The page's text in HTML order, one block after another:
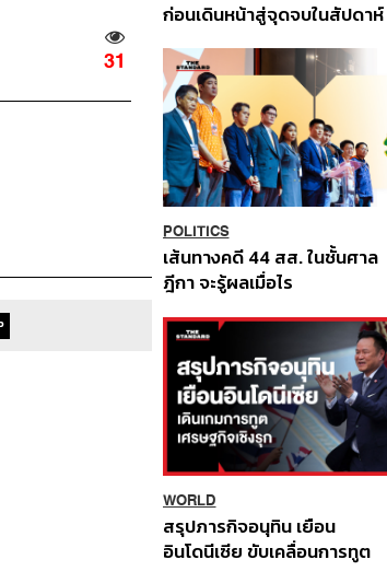
31
ก่อนเดินหน้าสู่จุดจบในสัปดาห์
POLITICS
เส้นทางคดี 44 สส. ในชั้นศาล
ฎีกา จะรู้ผลเมื่อไร
WORLD
สรุปภารกิจอนุทิน เยือน
อินโดนีเซีย ขับเคลื่อนการทูต